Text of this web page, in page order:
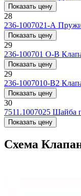
Показать цену
28
236-1007021-А
Показать цену
29
236-100701 О-В
Показать цену
29
236-1007010-В2
Показать цену
30
7511.1007025 Шайба
Показать цену
Схема